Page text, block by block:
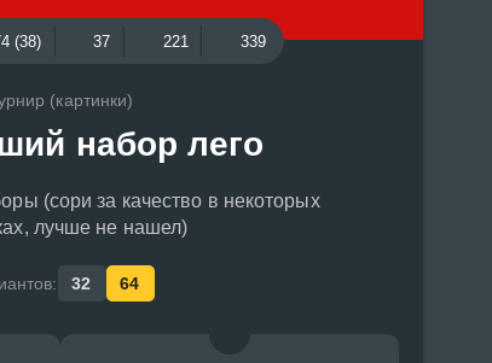
(38) 37 221 339
(картинки)
набор лего
(сори за качество в некоторых
лучше не нашел)
32 64